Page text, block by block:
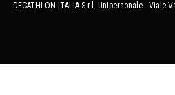
DECATHLON ITALIA S.r.l. Unipersonale - Viale